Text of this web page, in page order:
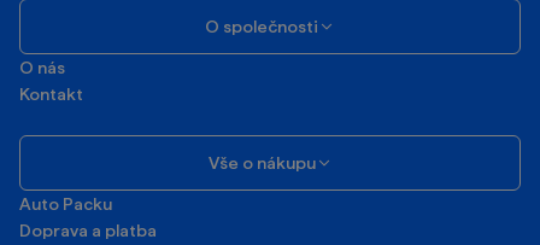
O společnosti
O nás
Kontakt
Vše o nákupu
Auto Packu
Doprava a platba